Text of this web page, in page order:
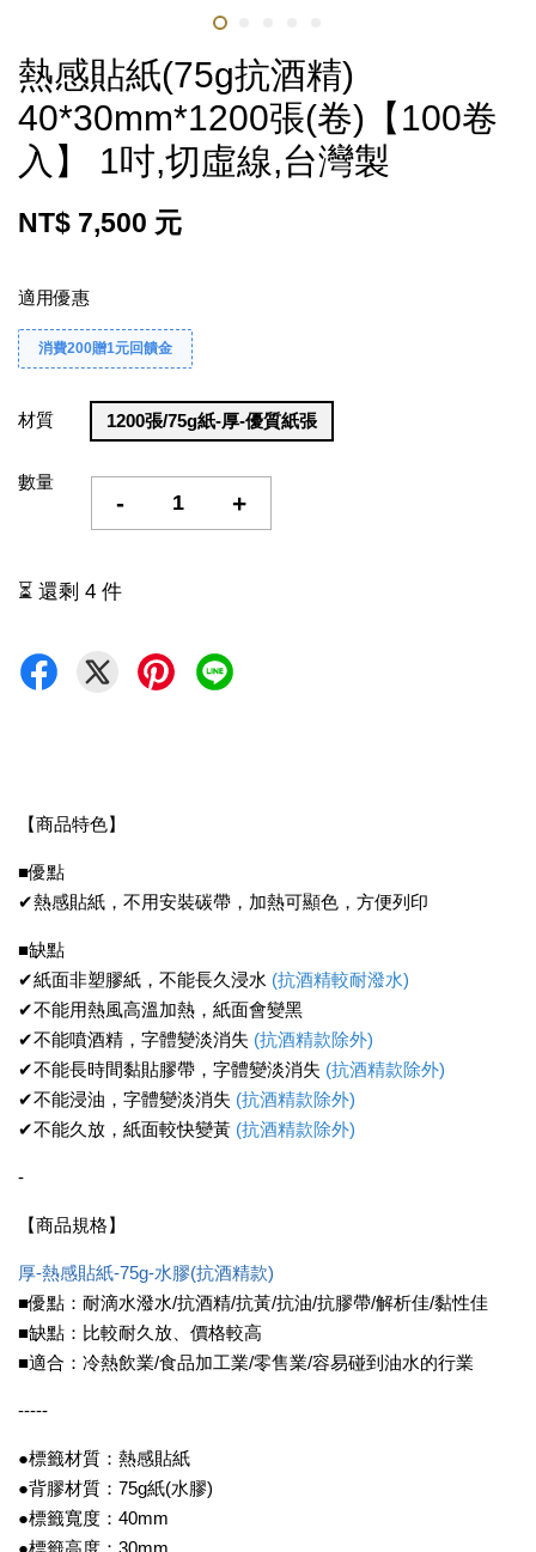
熱感貼紙(75g抗酒精)
40*30mm*1200張(卷)【100卷
入】 1吋,切虛線,台灣製
NT$ 7,500 元
適用優惠
消費200贈1元回饋金
材質 1200張/75g紙-厚-優質紙張
數量
- +
⏳ 還剩 4 件
【商品特色】
■優點
✔熱感貼紙，不用安裝碳帶，加熱可顯色，方便列印
■缺點
✔紙面非塑膠紙，不能長久浸水 (抗酒精較耐潑水)
✔不能用熱風高溫加熱，紙面會變黑
✔不能噴酒精，字體變淡消失 (抗酒精款除外)
✔不能長時間黏貼膠帶，字體變淡消失 (抗酒精款除外)
✔不能浸油，字體變淡消失 (抗酒精款除外)
✔不能久放，紙面較快變黃 (抗酒精款除外)
-
【商品規格】
厚-熱感貼紙-75g-水膠(抗酒精款)
■優點：耐滴水潑水/抗酒精/抗黃/抗油/抗膠帶/解析佳/黏性佳
■缺點：比較耐久放、價格較高
■適合：冷熱飲業/食品加工業/零售業/容易碰到油水的行業
-----
●標籤材質：熱感貼紙
●背膠材質：75g紙(水膠)
●標籤寬度：40mm
●標籤高度：30mm